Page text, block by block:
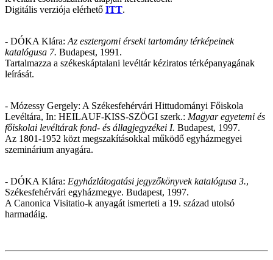
Digitális verziója elérhető ITT.
- DÓKA Klára: Az esztergomi érseki tartomány térképeinek
katalógusa 7. Budapest, 1991 .
Tartalmazza a székeskáptalani levéltár kéziratos térképanyagának
leírását.
- Mózessy Gergely: A Székesfehérvári Hittudományi Főiskola
Levéltára, In: HEILAUF-KISS-SZÖGI szerk.: Magyar egyetemi és
főiskolai levéltárak fond- és állagjegyzékei I. Budapest, 1997.
Az 1801-1952 közt megszakításokkal működő egyházmegyei
szeminárium anyagára.
- DÓKA Klára: Egyházlátogatási jegyzőkönyvek katalógusa 3.,
Székesfehérvári egyházmegye. Budapest, 1997.
A Canonica Visitatio-k anyagát ismerteti a 19. század utolsó
harmadáig.